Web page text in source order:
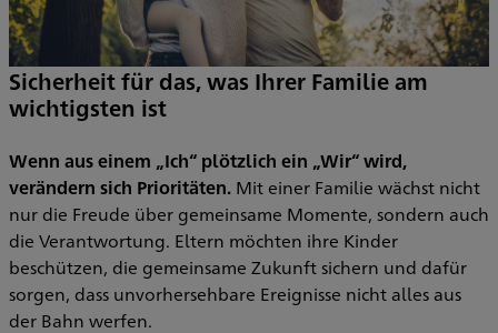
Sicherheit für das, was Ihrer Familie am
wichtigsten ist
Wenn aus einem „Ich“ plötzlich ein „Wir“ wird,
verändern sich Prioritäten. Mit einer Familie wächst nicht
nur die Freude über gemeinsame Momente, sondern auch
die Verantwortung. Eltern möchten ihre Kinder
beschützen, die gemeinsame Zukunft sichern und dafür
sorgen, dass unvorhersehbare Ereignisse nicht alles aus
der Bahn werfen.